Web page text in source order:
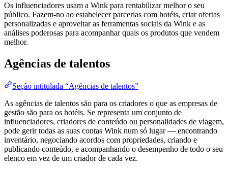
Os influenciadores usam a Wink para rentabilizar melhor o seu
público. Fazem-no ao estabelecer parcerias com hotéis, criar ofertas
personalizadas e aproveitar as ferramentas sociais da Wink e as
análises poderosas para acompanhar quais os produtos que vendem
melhor​.
Agências de talentos
Seção intitulada “Agências de talentos”
As agências de talentos são para os criadores o que as empresas de
gestão são para os hotéis. Se representa um conjunto de
influenciadores, criadores de conteúdo ou personalidades de viagem,
pode gerir todas as suas contas Wink num só lugar — encontrando
inventário, negociando acordos com propriedades, criando e
publicando conteúdo, e acompanhando o desempenho de todo o seu
elenco em vez de um criador de cada vez.